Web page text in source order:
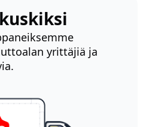
yrittäjiä ja